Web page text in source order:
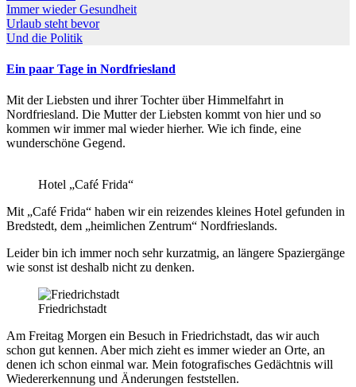
Immer wieder Gesundheit
Urlaub steht bevor
Und die Politik
Ein paar Tage in Nordfriesland
Mit der Liebsten und ihrer Tochter über Himmelfahrt in
Nordfriesland. Die Mutter der Liebsten kommt von hier und so
kommen wir immer mal wieder hierher. Wie ich finde, eine
wunderschöne Gegend.
Hotel „Café Frida“
Mit „Café Frida“ haben wir ein reizendes kleines Hotel gefunden in
Bredstedt, dem „heimlichen Zentrum“ Nordfrieslands.
Leider bin ich immer noch sehr kurzatmig, an längere Spaziergänge
wie sonst ist deshalb nicht zu denken.
Friedrichstadt
Am Freitag Morgen ein Besuch in Friedrichstadt, das wir auch
schon gut kennen. Aber mich zieht es immer wieder an Orte, an
denen ich schon einmal war. Mein fotografisches Gedächtnis will
Wiedererkennung und Änderungen feststellen.